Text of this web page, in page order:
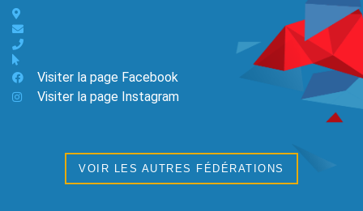
Visiter la page Facebook
Visiter la page Instagram
VOIR LES AUTRES FÉDÉRATIONS